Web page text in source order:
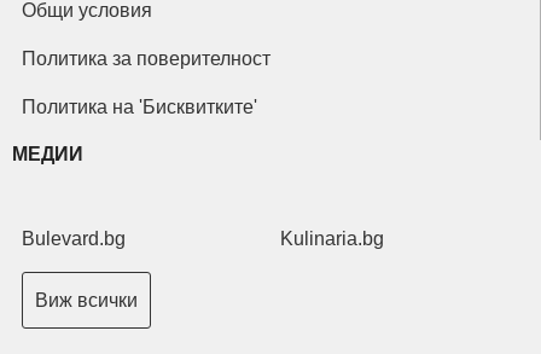
Общи условия
Политика за поверителност
Политика на 'Бисквитките'
МЕДИИ
Bulevard.bg Kulinaria.bg
Виж всички